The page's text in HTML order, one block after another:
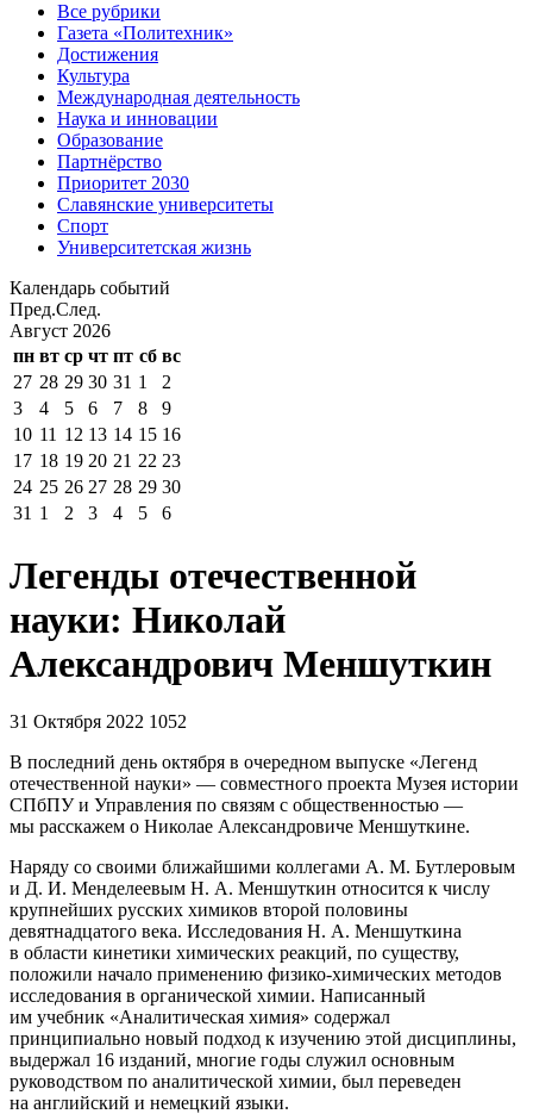
Все рубрики
Газета «Политехник»
Достижения
Культура
Международная деятельность
Наука и инновации
Образование
Партнёрство
Приоритет 2030
Славянские университеты
Спорт
Университетская жизнь
Календарь событий
Пред.След.
Август 2026
пн вт ср чт пт сб вс
27 28 29 30 31 1
2
3
4 5 6 7 8
9
10 11 12 13 14 15 16
17 18 19 20 21 22 23
24 25 26 27 28 29 30
31 1 2 3 4 5 6
Легенды отечественной
науки: Николай
Александрович Меншуткин
31 Октября 2022 1052
В последний день октября в очередном выпуске «Легенд
отечественной науки» — совместного проекта Музея истории
СПбПУ и Управления по связям с общественностью —
мы расскажем о Николае Александровиче Меншуткине.
Наряду со своими ближайшими коллегами А. М. Бутлеровым
и Д. И. Менделеевым Н. А. Меншуткин относится к числу
крупнейших русских химиков второй половины
девятнадцатого века. Исследования Н. А. Меншуткина
в области кинетики химических реакций, по существу,
положили начало применению физико-химических методов
исследования в органической химии. Написанный
им учебник «Аналитическая химия» содержал
принципиально новый подход к изучению этой дисциплины,
выдержал 16 изданий, многие годы служил основным
руководством по аналитической химии, был переведен
на английский и немецкий языки.